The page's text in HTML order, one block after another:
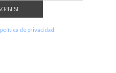
política de privacidad